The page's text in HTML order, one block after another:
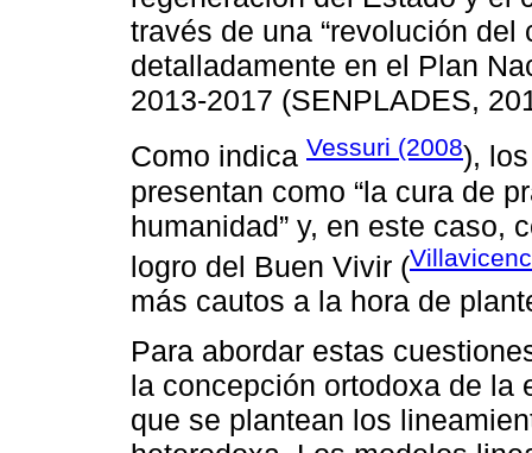
través de una “revolución
detalladamente en el Plan
2013-2017 (SENPLADES,
Como indica Vessuri (2008),
presentan como “la cura de
humanidad” y, en este caso,
logro del Buen Vivir (
más cautos a la hora de
Para abordar estas
la concepción ortodoxa de la
que se plantean los